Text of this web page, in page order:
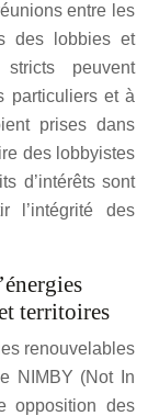
entre les
des lobbies et
peuvent
particuliers et à
prises dans
des lobbyistes
d’intérêts sont
l’intégrité des
territoires
renouvelables
NIMBY (Not In
opposition des